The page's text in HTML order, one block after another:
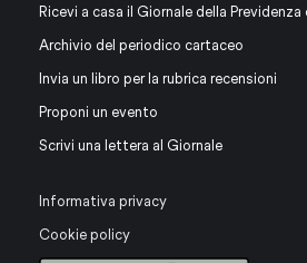
Ricevi a casa il Giornale della
Archivio del periodico cartaceo
Invia un libro per la rubrica recensioni
Proponi un evento
Scrivi una lettera al Giornale
Informativa privacy
Cookie policy